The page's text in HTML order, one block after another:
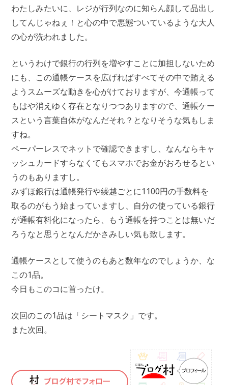
わたしみたいに、レジが行列なのに知らん顔して品出し
してんじゃねぇ！と心の中で悪態ついているような大人
の心が洗われました。
というわけで銀行の行列を増やすことに加担しないため
にも、この通帳ケースを広げればすべてその中で賄える
ようスムーズな動きを心がけておりますが、今通帳って
もはや消えゆく存在となりつつありますので、通帳ケー
スという言葉自体がなんだそれ？となりそうな気もしま
すね。
ペーパーレスでネットで確認できますし、なんならキャ
ッシュカードすらなくてもスマホでお金がおろせるとい
うのもありますし。
みずほ銀行は通帳発行や繰越ごとに1100円の手数料を
取るのがもう始まっていますし、自分の使っている銀行
が通帳有料化になったら、もう通帳を持つことは無いだ
ろうなと思うとなんだかさみしい気も致します。
通帳ケースとして使うのもあと数年なのでしょうか、な
この1品。
今日もこのコに首ったけ。
次回のこの1品は「シートマスク」です。
また次回。